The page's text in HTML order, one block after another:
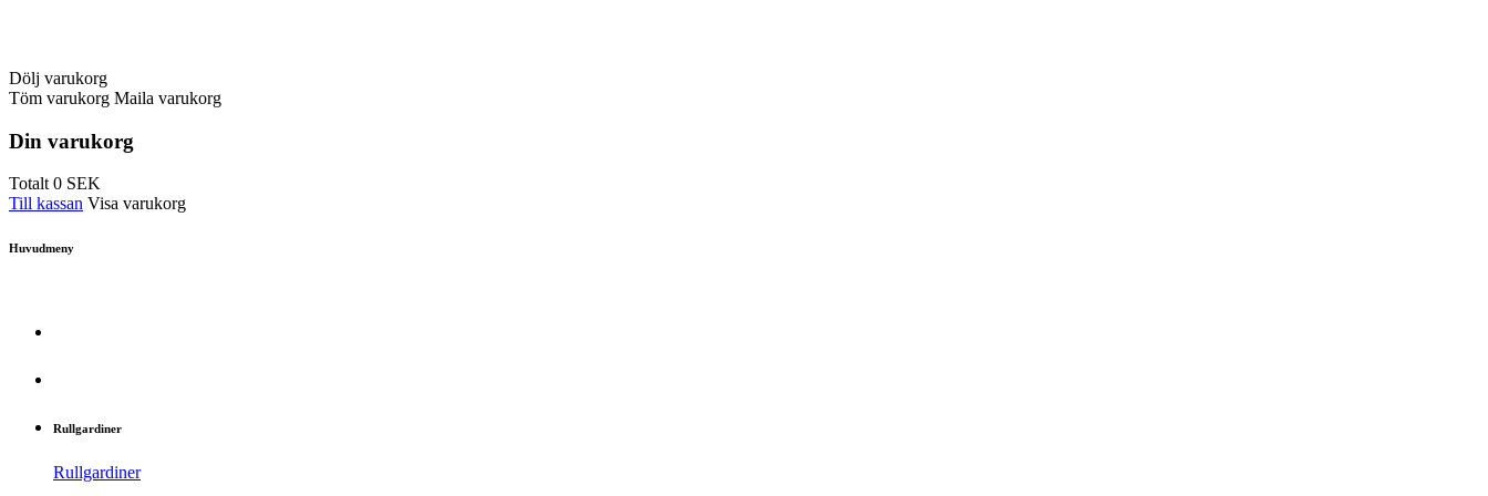
Dölj varukorg
Töm varukorg Maila varukorg
Din varukorg
Totalt0 SEK
Till kassan Visa varukorg
Huvudmeny
Rullgardiner
Rullgardiner